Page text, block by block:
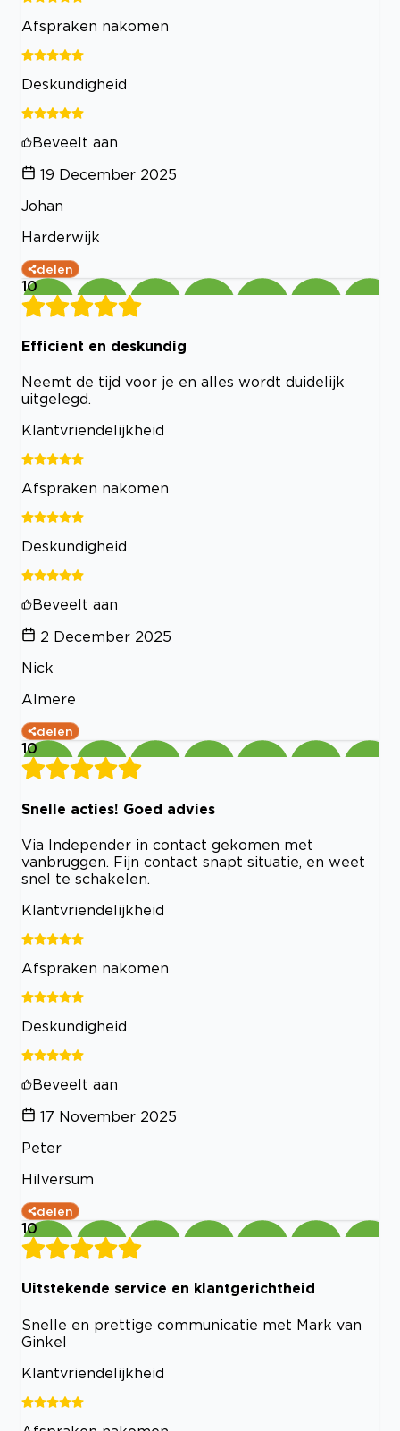
Afspraken nakomen
Deskundigheid
Beveelt aan
19 December 2025
Johan
Harderwijk
delen
10
Efficient en deskundig
Neemt de tijd voor je en alles wordt duidelijk
uitgelegd.
Klantvriendelijkheid
Afspraken nakomen
Deskundigheid
Beveelt aan
2 December 2025
Nick
Almere
delen
10
Snelle acties! Goed advies
Via Independer in contact gekomen met
vanbruggen. Fijn contact snapt situatie, en weet
snel te schakelen.
Klantvriendelijkheid
Afspraken nakomen
Deskundigheid
Beveelt aan
17 November 2025
Peter
Hilversum
delen
10
Uitstekende service en klantgerichtheid
Snelle en prettige communicatie met Mark van
Ginkel
Klantvriendelijkheid